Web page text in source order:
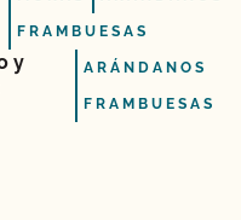
FRAMBUESAS
y
ARÁNDANOS
FRAMBUESAS